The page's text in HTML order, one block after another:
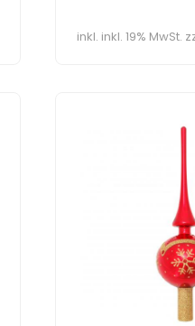
inkl. inkl. 19% MwSt.